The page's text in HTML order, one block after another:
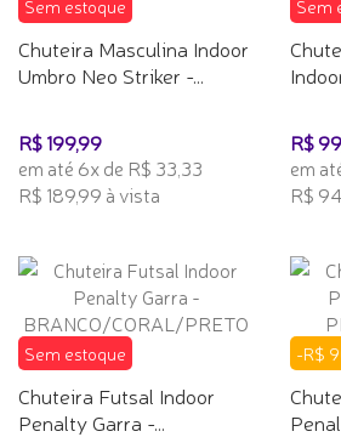
Sem estoque
Chuteira Masculina Indoor
Umbro Neo Striker -...
R$ 199,99
em até 6x de R$ 33,33
R$ 189,99 à vista
Sem
R$
em
R$
Sem estoque
Chuteira Futsal Indoor
Penalty Garra -...
-R$